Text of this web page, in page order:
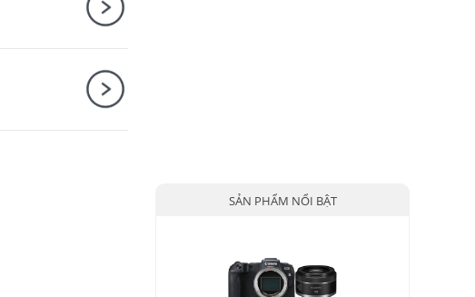
SẢN PHẨM NỔI BẬT